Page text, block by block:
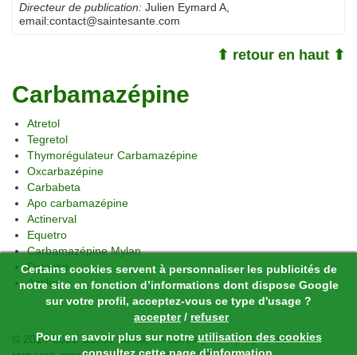
Certains cookies servent à personnaliser les publicités de
notre site en fonction d’informations dont dispose Google
sur votre profil, acceptez-vous ce type d'usage ?
accepter/ refuser
Pour en savoir plus sur notreutilisation des cookies
Directeur de publication: Julien Eymard A,
email:contact@saintesante.com
⬆ retour en haut ⬆
Carbamazépine
Atretol
Tegretol
Thymorégulateur Carbamazépine
Oxcarbazépine
Carbabeta
Apo carbamazépine
Actinerval
Equetro
Carbamazépine Mylan
Deleptin
Antilep
© 2014-2026 Sainte Santé,en savoir plus à propos de ce site